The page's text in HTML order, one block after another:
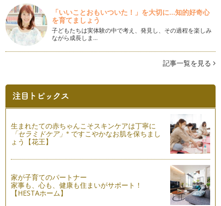
色は心のデトックス
8月半ば、お盆も過ぎると『夏休みも終わりだね～』と忙しく
なってくるご家庭も多いのではないで…
カラーでエコLIFE♪
毎日暑いですね。 夏は、ついついエアコンの涼しさに…
う気分になりますね。夏は、露出度も…
いつまでもキレイなママ☆の味方の色
ママとして妻として女性として、やっぱり、いつまでもキレイ
でいたいしキレイでいられたら嬉しい…
頭が良くなる色って？
学校関係の講座に伺うと必ず聞かれるご質問で『勉強部屋は何
自分でお洋服選びさせてみませんか？
４月の入園・入学、進級から楽しい連休も終わって新しい環
「いいことおもいついた！」を大切に...知的好奇心
を育てましょう
子どもたちは実体験の中で考え、発見し、その過程を楽しみ
ながら成長しま…
記事一覧を見る
生まれたての赤ちゃんこそスキンケアは丁寧に
「セラミドケア」※ ですこやかなお肌を保ちまし
ょう【花王】
家が子育てのパートナー
家事も、心も、健康も住まいがサポート！
【HESTAホーム】